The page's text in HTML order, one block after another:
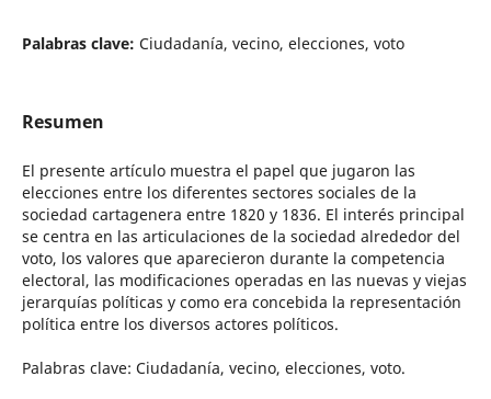
Palabras clave: Ciudadanía, vecino, elecciones, voto
Resumen
El presente artículo muestra el papel que jugaron las
elecciones entre los diferentes sectores sociales de la
sociedad cartagenera entre 1820 y 1836. El interés principal
se centra en las articulaciones de la sociedad alrededor del
voto, los valores que aparecieron durante la competencia
electoral, las modificaciones operadas en las nuevas y viejas
jerarquías políticas y como era concebida la representación
política entre los diversos actores políticos.
Palabras clave: Ciudadanía, vecino, elecciones, voto.